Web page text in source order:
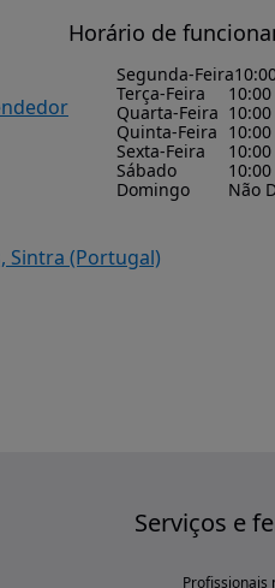
Horário de
Segunda-Feira
Terça-Feira
Quarta-Feira
Quinta-Feira
Sexta-Feira
Sábado
Domingo
Não
Sintra (Portugal)
Serviços e
Profissionais